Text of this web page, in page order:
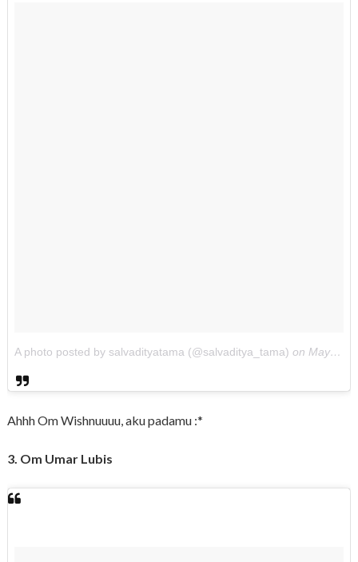
A photo posted by salvadityatama (@salvaditya_tama) on May 11, 2015 at 5:23am PDT
Ahhh Om Wishnuuuu, aku padamu :*
3. Om Umar Lubis